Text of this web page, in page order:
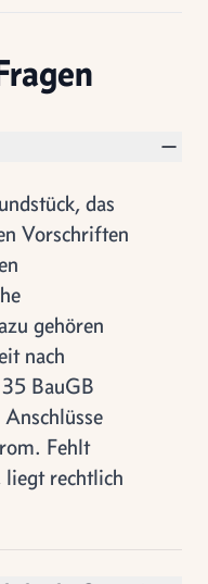
das
Vorschriften
gehören
nach
BauGB
Fehlt
liegt rechtlich